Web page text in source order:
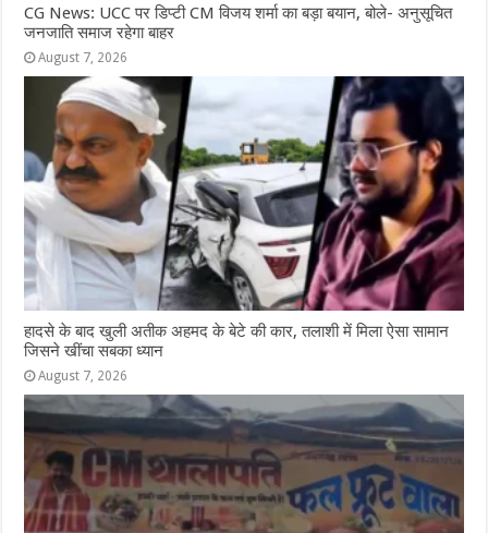
CG News: UCC पर डिप्टी CM विजय शर्मा का बड़ा बयान, बोले- अनुसूचित
जनजाति समाज रहेगा बाहर
August 7, 2026
हादसे के बाद खुली अतीक अहमद के बेटे की कार, तलाशी में मिला ऐसा सामान
जिसने खींचा सबका ध्यान
August 7, 2026